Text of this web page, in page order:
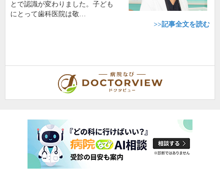
とで認識が変わりました。子ども
にとって歯科医院は敬…
>>記事全文を読む